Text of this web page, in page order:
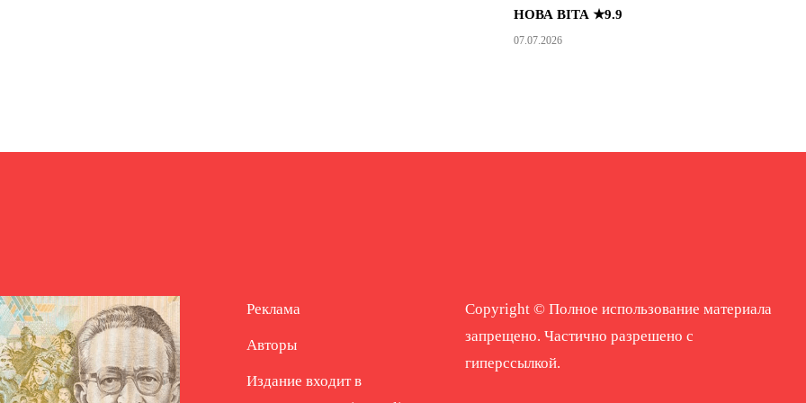
НОВА ВІТА ★9.9
07.07.2026
Реклама
Авторы
Издание входит в
Copyright © Полное использование материала
запрещено. Частично разрешено с
гиперссылкой.